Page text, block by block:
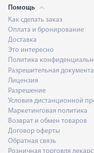
Помощь
Как сделать заказ
Оплата и бронирование
Доставка
Это интересно
Политика
Разрешительная
Лицензия
Разрешение
Условия дистанционной
Маркетинговая политика
Возврат и обмен товаров
Договор оферты
Обратная связь
Розничная торговля